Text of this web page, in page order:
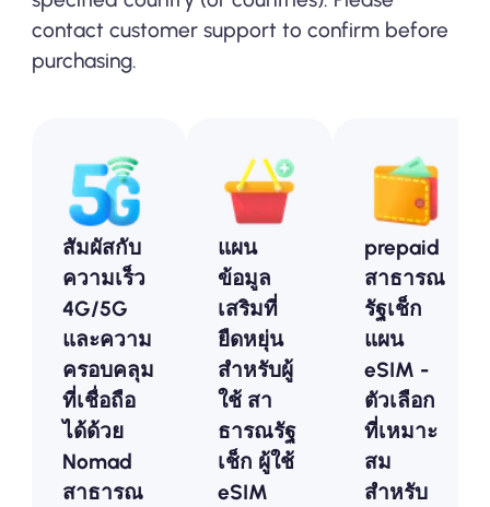
contact customer support to confirm before
purchasing.
สัมผัสกับ
ความเร็ว
4G/5G
และความ
ครอบคลุม
ที่เชื่อถือ
ได้ด้วย
Nomad
สาธารณ
แผน
ข้อมูล
เสริมที่
ยืดหยุ่น
สำหรับผู้
ใช้ สา
ธารณรัฐ
เช็ก ผู้ใช้
eSIM
prepaid
สาธารณ
รัฐเช็ก
แผน
eSIM -
ตัวเลือก
ที่เหมาะ
สม
สำหรับ